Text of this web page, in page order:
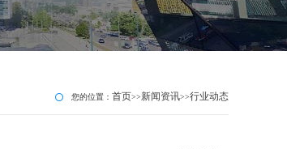
您的位置： 首页>>新闻资讯>>行业动态